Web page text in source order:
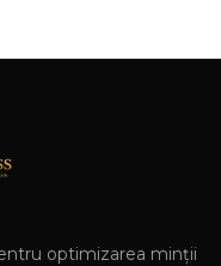
optimizarea minții